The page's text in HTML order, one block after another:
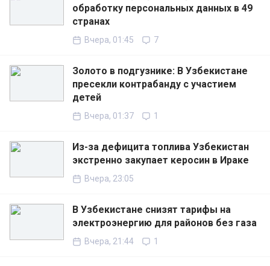
обработку персональных данных в 49
странах
Вчера, 01:45 7
Золото в подгузнике: В Узбекистане
пресекли контрабанду с участием
детей
Вчера, 01:37 1
Из-за дефицита топлива Узбекистан
экстренно закупает керосин в Ираке
Вчера, 23:05
В Узбекистане снизят тарифы на
электроэнергию для районов без газа
Вчера, 21:44 1